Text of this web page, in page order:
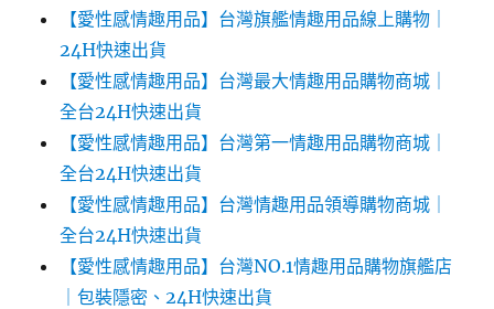
【愛性感情趣用品】台灣旗艦情趣用品線上購物｜
24H快速出貨
【愛性感情趣用品】台灣最大情趣用品購物商城｜
全台24H快速出貨
【愛性感情趣用品】台灣第一情趣用品購物商城｜
全台24H快速出貨
【愛性感情趣用品】台灣情趣用品領導購物商城｜
全台24H快速出貨
【愛性感情趣用品】台灣NO.1情趣用品購物旗艦店
｜包裝隱密、24H快速出貨